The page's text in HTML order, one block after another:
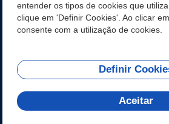
SUPERINTENDÊNCIA DE
REDES SOCIAIS
entender os tipos de cookies que
clique em 'Definir Cookies'. Ao clicar
consente com a utilização de cookies.
Definir
Aceitar